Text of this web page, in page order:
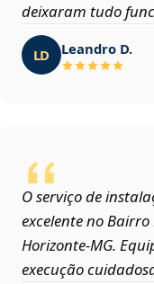
deixaram tudo
LD Leandro D.
O serviço de
excelente no
Horizonte‑MG.
execução